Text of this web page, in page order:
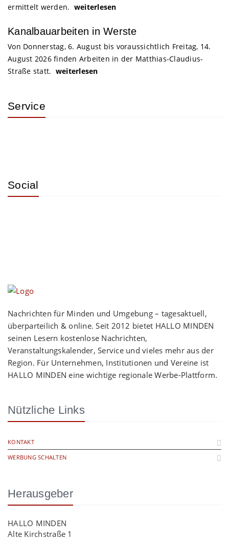
ermittelt werden. weiterlesen
Kanalbauarbeiten in Werste
Von Donnerstag, 6. August bis voraussichtlich Freitag, 14.
August 2026 finden Arbeiten in der Matthias-Claudius-
Straße statt. weiterlesen
Service
Social
Nachrichten für Minden und Umgebung – tagesaktuell,
überparteilich & online. Seit 2012 bietet HALLO MINDEN
seinen Lesern kostenlose Nachrichten,
Veranstaltungskalender, Service und vieles mehr aus der
Region. Für Unternehmen, Institutionen und Vereine ist
HALLO MINDEN eine wichtige regionale Werbe-Plattform.
Nützliche Links
KONTAKT
WERBUNG SCHALTEN
Herausgeber
HALLO MINDEN
Alte Kirchstraße 1